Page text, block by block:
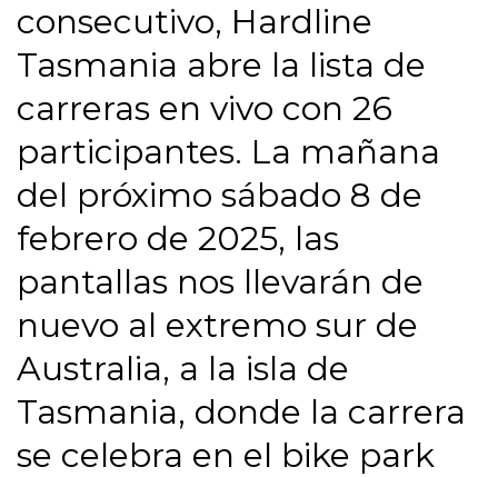
consecutivo, Hardline
Tasmania abre la lista de
carreras en vivo con 26
participantes. La mañana
del próximo sábado 8 de
febrero de 2025, las
pantallas nos llevarán de
nuevo al extremo sur de
Australia, a la isla de
Tasmania, donde la carrera
se celebra en el bike park